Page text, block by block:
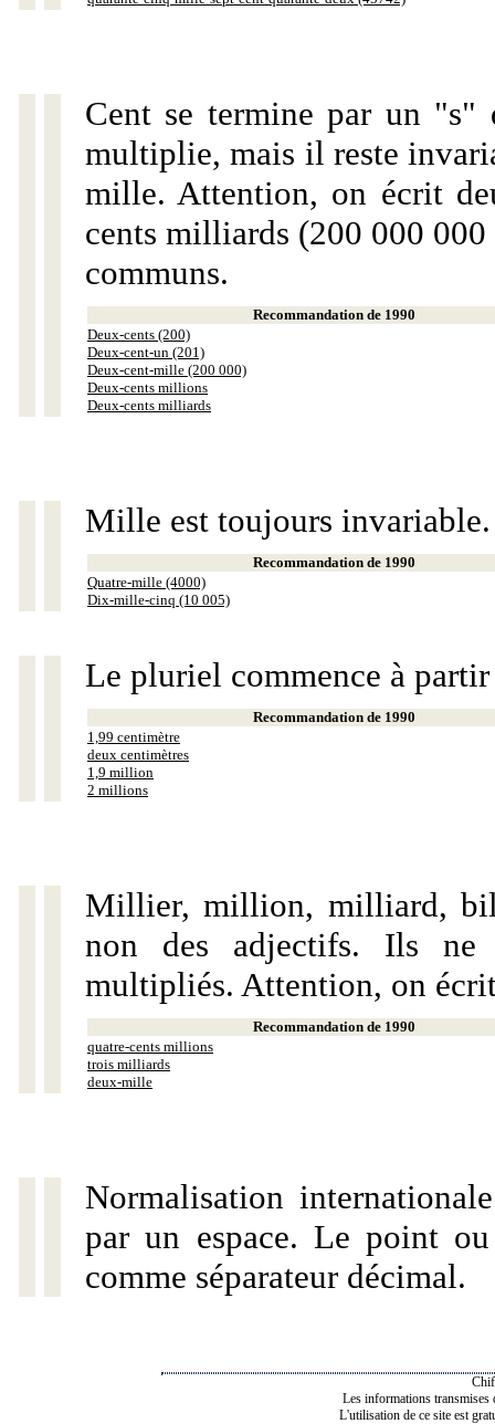
Cent se termine par un "s"
multiplie, mais il reste
mille. Attention, on écrit
cents milliards (200 000
communs.
Recommandation de 1990
Deux-cents (200)
Deux-cent-un (201)
Deux-cent-mille (200 000)
Deux-cents millions
Deux-cents milliards
Mille est toujours invariable.
Recommandation de 1990
Quatre-mille (4000)
Dix-mille-cinq (10 005)
Le pluriel commence à
Recommandation de 1990
1,99 centimètre
deux centimètres
1,9 million
2 millions
Millier, million, milliard,
non des adjectifs. Ils ne
multipliés. Attention, on
Recommandation de 1990
quatre-cents millions
trois milliards
deux-mille
Normalisation
par un espace. Le point
comme séparateur décimal.
Les informations transmises
L'utilisation de ce site est